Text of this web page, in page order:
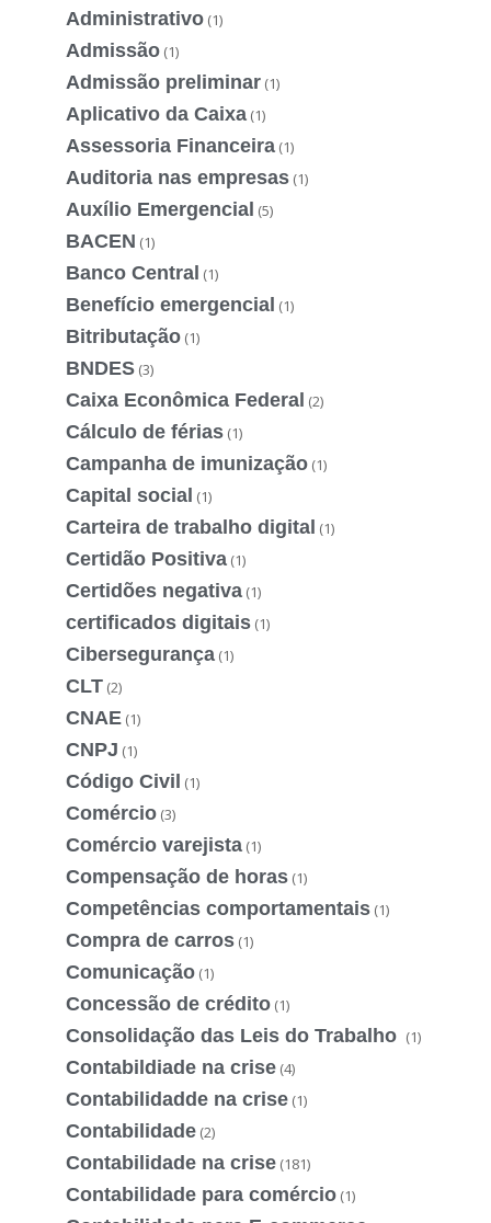
Administrativo (1)
Admissão (1)
Admissão preliminar (1)
Aplicativo da Caixa (1)
Assessoria Financeira (1)
Auditoria nas empresas (1)
Auxílio Emergencial (5)
BACEN (1)
Banco Central (1)
Benefício emergencial (1)
Bitributação (1)
BNDES (3)
Caixa Econômica Federal (2)
Cálculo de férias (1)
Campanha de imunização (1)
Capital social (1)
Carteira de trabalho digital (1)
Certidão Positiva (1)
Certidões negativa (1)
certificados digitais (1)
Cibersegurança (1)
CLT (2)
CNAE (1)
CNPJ (1)
Código Civil (1)
Comércio (3)
Comércio varejista (1)
Compensação de horas (1)
Competências comportamentais (1)
Compra de carros (1)
Comunicação (1)
Concessão de crédito (1)
Consolidação das Leis do Trabalho (1)
Contabildiade na crise (4)
Contabilidadde na crise (1)
Contabilidade (2)
Contabilidade na crise (181)
Contabilidade para comércio (1)